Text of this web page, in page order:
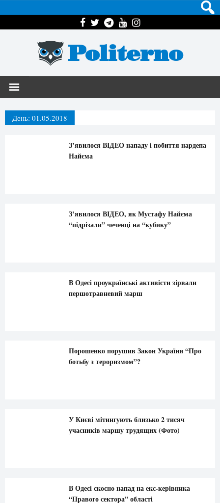
Politerno
День: 01.05.2018
З’явилося ВІДЕО нападу і побиття нардепа
Найєма
З’явилося ВІДЕО, як Мустафу Найєма
“підрізали” чеченці на “кубику”
В Одесі проукраїнські активісти зірвали
першотравневий марш
Порошенко порушив Закон України “Про
ботьбу з тероризмом”?
У Києві мітингують близько 2 тисяч
учасників маршу трудящих (Фото)
В Одесі скоєно напад на екс-керівника
“Правого сектора” області